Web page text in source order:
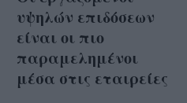
υψηλών επιδόσεων
είναι οι πιο
παραμελημένοι
μέσα στις εταιρείες